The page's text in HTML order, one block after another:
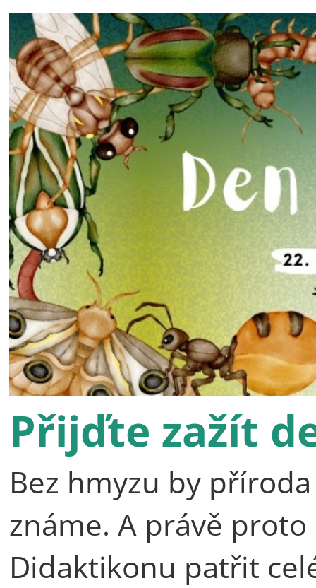
Přijďte zažít
Bez hmyzu by
známe. A právě
Didaktikonu patřit